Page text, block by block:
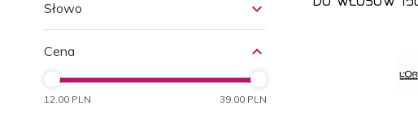
Słowo
Cena
12.00 PLN 39.00 PLN